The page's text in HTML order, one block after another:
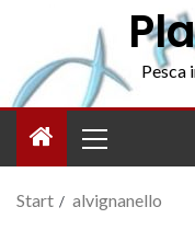
Pesca
Start alvignanello